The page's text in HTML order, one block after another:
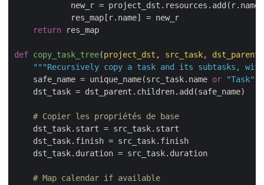
            new_r = project_dst.resources.add(r.name)
            res_map[r.name] = new_r
return res_map
def copy_task_tree(project_dst, src_task, dst_parent,
"""Recursively copy a task and its subtasks,
    safe_name = unique_name(src_task.name
or "Task"
    dst_task = dst_parent.children.add(safe_name)
# Copier les propriétés de base
    dst_task.start = src_task.start
    dst_task.finish = src_task.finish
    dst_task.duration = src_task.duration
# Map calendar if available